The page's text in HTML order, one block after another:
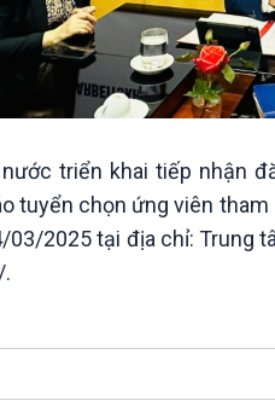
nước triển khai tiếp
tuyển chọn ứng viên
2025 tại địa chỉ: Trung